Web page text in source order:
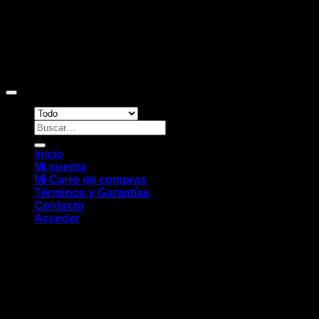
Buscar
por:
Inicio
Mi cuenta
Mi Carro de compras
Términos y Garantías
Contacto
Acceder